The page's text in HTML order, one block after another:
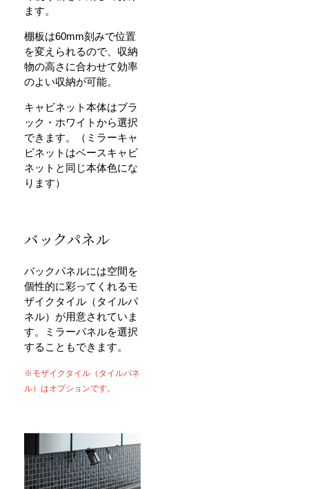
ます。
棚板は60mm刻みで位置
を変えられるので、収納
物の高さに合わせて効率
のよい収納が可能。
キャビネット本体はブラ
ック・ホワイトから選択
できます。（ミラーキャ
ビネットはベースキャビ
ネットと同じ本体色にな
ります）
バックパネル
バックパネルには空間を
個性的に彩ってくれるモ
ザイクタイル（タイルパ
ネル）が用意されていま
す。ミラーパネルを選択
することもできます。
※モザイクタイル（タイルパネ
ル）はオプションです。